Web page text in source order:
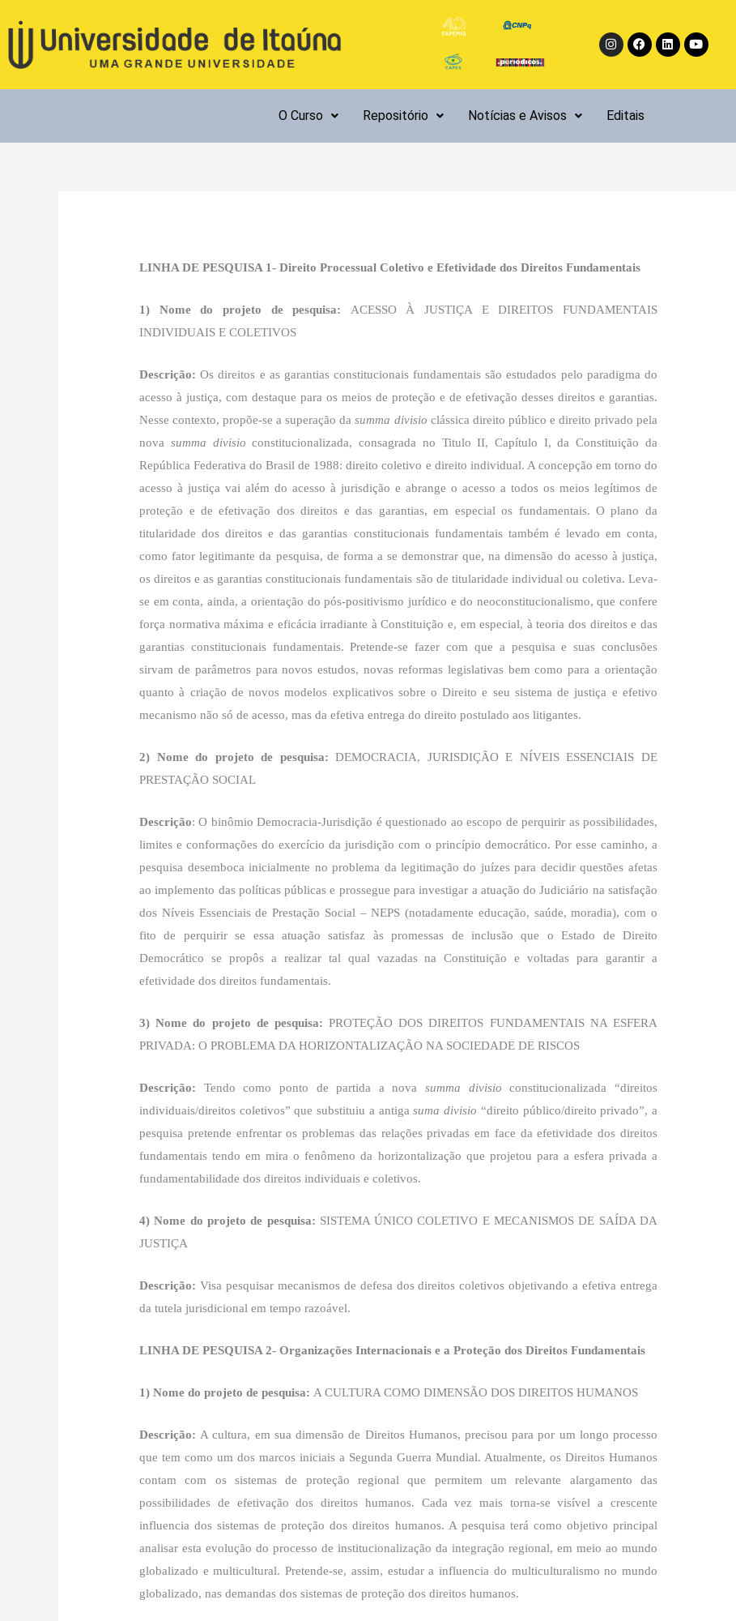
para
InstagramFacebook
LinkedinYoutube
O Curso Repositório Notícias e Avisos Editais
LINHA DE PESQUISA 1- Direito Processual Coletivo e Efetividade dos Direitos Fundamentais
1) Nome do projeto de pesquisa: ACESSO À JUSTIÇA E DIREITOS FUNDAMENTAIS
INDIVIDUAIS E COLETIVOS
Descrição: Os direitos e as garantias constitucionais fundamentais são estudados pelo paradigma do
acesso à justiça, com destaque para os meios de proteção e de efetivação desses direitos e garantias.
Nesse contexto, propõe-se a superação dasumma divisio clássica direito público e direito privado pela
nova summa divisio constitucionalizada, consagrada no Titulo II, Capítulo I, da Constituição da
República Federativa do Brasil de 1988: direito coletivo e direito individual. A concepção em torno do
acesso à justiça vai além do acesso à jurisdição e abrange o acesso a todos os meios legítimos de
proteção e de efetivação dos direitos e das garantias, em especial os fundamentais. O plano da
titularidade dos direitos e das garantias constitucionais fundamentais também é levado em conta,
como fator legitimante da pesquisa, de forma a se demonstrar que, na dimensão do acesso à justiça,
os direitos e as garantias constitucionais fundamentais são de titularidade individual ou coletiva. Leva-
se em conta, ainda, a orientação do pós-positivismo jurídico e do neoconstitucionalismo, que confere
força normativa máxima e eficácia irradiante à Constituição e, em especial, à teoria dos direitos e das
garantias constitucionais fundamentais. Pretende-se fazer com que a pesquisa e suas conclusões
sirvam de parâmetros para novos estudos, novas reformas legislativas bem como para a orientação
quanto à criação de novos modelos explicativos sobre o Direito e seu sistema de justiça e efetivo
mecanismo não só de acesso, mas da efetiva entrega do direito postulado aos litigantes.
2) Nome do projeto de pesquisa: DEMOCRACIA, JURISDIÇÃO E NÍVEIS ESSENCIAIS DE
PRESTAÇÃO SOCIAL
Descrição: O binômio Democracia-Jurisdição é questionado ao escopo de perquirir as possibilidades,
limites e conformações do exercício da jurisdição com o princípio democrático. Por esse caminho, a
pesquisa desemboca inicialmente no problema da legitimação do juízes para decidir questões afetas
ao implemento das políticas públicas e prossegue para investigar a atuação do Judiciário na satisfação
dos Níveis Essenciais de Prestação Social – NEPS (notadamente educação, saúde, moradia), com o
fito de perquirir se essa atuação satisfaz às promessas de inclusão que o Estado de Direito
Democrático se propôs a realizar tal qual vazadas na Constituição e voltadas para garantir a
efetividade dos direitos fundamentais.
3) Nome do projeto de pesquisa: PROTEÇÃO DOS DIREITOS FUNDAMENTAIS NA ESFERA
PRIVADA: O PROBLEMA DA HORIZONTALIZAÇÃO NA SOCIEDADE DE RISCOS
Descrição: Tendo como ponto de partida a novasumma divisio constitucionalizada “direitos
individuais/direitos coletivos” que substituiu a antigasuma divisio “direito público/direito privado”, a
pesquisa pretende enfrentar os problemas das relações privadas em face da efetividade dos direitos
fundamentais tendo em mira o fenômeno da horizontalização que projetou para a esfera privada a
fundamentabilidade dos direitos individuais e coletivos.
4) Nome do projeto de pesquisa: SISTEMA ÚNICO COLETIVO E MECANISMOS DE SAÍDA DA
JUSTIÇA
Descrição: Visa pesquisar mecanismos de defesa dos direitos coletivos objetivando a efetiva entrega
da tutela jurisdicional em tempo razoável.
LINHA DE PESQUISA 2- Organizações Internacionais e a Proteção dos Direitos Fundamentais
1) Nome do projeto de pesquisa: A CULTURA COMO DIMENSÃO DOS DIREITOS HUMANOS
Descrição: A cultura, em sua dimensão de Direitos Humanos, precisou para por um longo processo
que tem como um dos marcos iniciais a Segunda Guerra Mundial. Atualmente, os Direitos Humanos
contam com os sistemas de proteção regional que permitem um relevante alargamento das
possibilidades de efetivação dos direitos humanos. Cada vez mais torna-se visível a crescente
influencia dos sistemas de proteção dos direitos humanos. A pesquisa terá como objetivo principal
analisar esta evolução do processo de institucionalização da integração regional, em meio ao mundo
globalizado e multicultural. Pretende-se, assim, estudar a influencia do multiculturalismo no mundo
globalizado, nas demandas dos sistemas de proteção dos direitos humanos.